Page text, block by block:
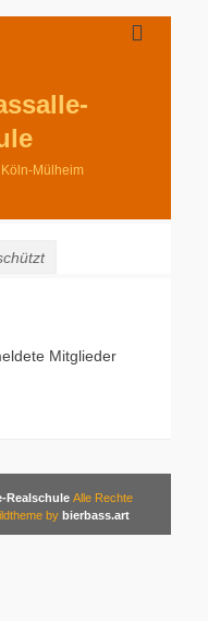
Mülheim
Mitglieder
RealschuleAlle Rechte
by bierbass.art